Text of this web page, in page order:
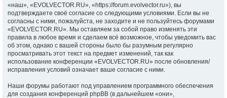
«наш», «EVOLVECTOR.RU», «https://forum.evolvector.ru»), вы
подтверждаете своё согласие со следующими условиями. Если вы не
согласны с ними, пожалуйста, не заходите и не пользуйтесь форумами
«EVOLVECTOR.RU». Мы оставляем за собой право изменять эти
правила в любое время и сделаем всё возможное, чтобы уведомить вас
об этом, однако с вашей стороны было бы разумным регулярно
просматривать этот текст на предмет изменений, так как
использование конференции «EVOLVECTOR.RU» после обновления/
исправления условий означает ваше согласие с ними.
Наши форумы работают под управлением программного обеспечения
для создания конференций phpBB (в дальнейшем «они»,